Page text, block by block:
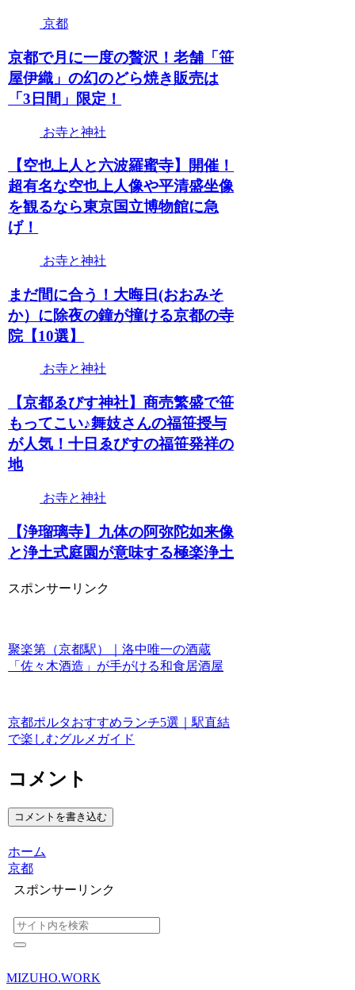
京都
京都で月に一度の贅沢！老舗「笹
屋伊織」の幻のどら焼き販売は
「3日間」限定！
お寺と神社
【空也上人と六波羅蜜寺】開催！
超有名な空也上人像や平清盛坐像
を観るなら東京国立博物館に急
げ！
お寺と神社
まだ間に合う！大晦日(おおみそ
か）に除夜の鐘が撞ける京都の寺
院【10選】
お寺と神社
【京都ゑびす神社】商売繁盛で笹
もってこい♪舞妓さんの福笹授与
が人気！十日ゑびすの福笹発祥の
地
お寺と神社
【浄瑠璃寺】九体の阿弥陀如来像
と浄土式庭園が意味する極楽浄土
スポンサーリンク
聚楽第（京都駅）｜洛中唯一の酒蔵
「佐々木酒造」が手がける和食居酒屋
京都ポルタおすすめランチ5選｜駅直結
で楽しむグルメガイド
コメント
コメントを書き込む
ホーム
京都
スポンサーリンク
MIZUHO.WORK